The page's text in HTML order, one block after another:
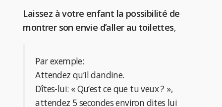
Laissez à votre enfant la possibilité de
montrer son envie d’aller au toilettes,
Par exemple:
Attendez qu’il dandine.
Dîtes-lui: « Qu’est ce que tu veux ? »,
attendez 5 secondes environ dites lui